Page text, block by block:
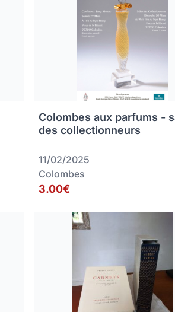
Colombes aux parfums -
des collectionneurs
11/02/2025
Colombes
3.00€